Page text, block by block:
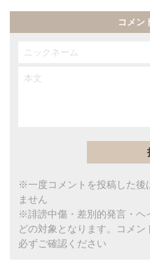
コメン
※一度コメントを投稿した後
ません
※誹謗中傷・差別的発言・ヘ
どの対象となります。コメン
必ずご確認ください